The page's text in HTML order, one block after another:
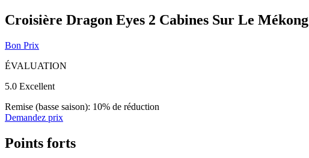
Croisière Dragon Eyes 2 Cabines Sur Le Mékong
Bon Prix
ÉVALUATION
5.0 Excellent
Remise (basse saison): 10% de réduction
Demandez prix
Points forts